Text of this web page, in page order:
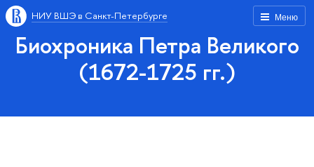
Меню
НИУ ВШЭ в Санкт-Петербурге
Биохроника Петра Великого
(1672-1725 гг.)